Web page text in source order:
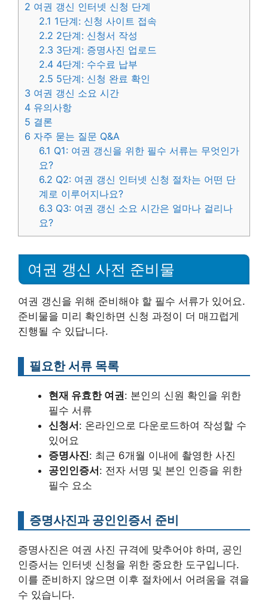
2 여권 갱신 인터넷 신청 단계
2.1 1단계: 신청 사이트 접속
2.2 2단계: 신청서 작성
2.3 3단계: 증명사진 업로드
2.4 4단계: 수수료 납부
2.5 5단계: 신청 완료 확인
3 여권 갱신 소요 시간
4 유의사항
5 결론
6 자주 묻는 질문 Q&A
6.1 Q1: 여권 갱신을 위한 필수 서류는 무엇인가
요?
6.2 Q2: 여권 갱신 인터넷 신청 절차는 어떤 단
계로 이루어지나요?
6.3 Q3: 여권 갱신 소요 시간은 얼마나 걸리나
요?
여권 갱신 사전 준비물
여권 갱신을 위해 준비해야 할 필수 서류가 있어요.
준비물을 미리 확인하면 신청 과정이 더 매끄럽게
진행될 수 있답니다.
필요한 서류 목록
현재 유효한 여권: 본인의 신원 확인을 위한
필수 서류
신청서: 온라인으로 다운로드하여 작성할 수
있어요
증명사진: 최근 6개월 이내에 촬영한 사진
공인인증서: 전자 서명 및 본인 인증을 위한
필수 요소
증명사진과 공인인증서 준비
증명사진은 여권 사진 규격에 맞추어야 하며, 공인
인증서는 인터넷 신청을 위한 중요한 도구입니다.
이를 준비하지 않으면 이후 절차에서 어려움을 겪을
수 있습니다.